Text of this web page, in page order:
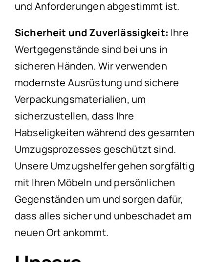
und Anforderungen abgestimmt ist.
Sicherheit und Zuverlässigkeit: Ihre
Wertgegenstände sind bei uns in
sicheren Händen. Wir verwenden
modernste Ausrüstung und sichere
Verpackungsmaterialien, um
sicherzustellen, dass Ihre
Habseligkeiten während des gesamten
Umzugsprozesses geschützt sind.
Unsere Umzugshelfer gehen sorgfältig
mit Ihren Möbeln und persönlichen
Gegenständen um und sorgen dafür,
dass alles sicher und unbeschadet am
neuen Ort ankommt.